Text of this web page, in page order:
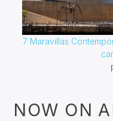
7 Maravillas
NOW ON